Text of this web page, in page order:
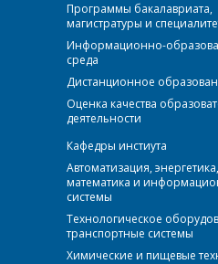
Программы бакалавриата,
магистратуры и
Информационно-
среда
Дистанционное
Оценка качества
деятельности
Кафедры инстиута
Автоматизация, энергетика,
математика и
системы
Технологическое
транспортные системы
Химические и пищевые